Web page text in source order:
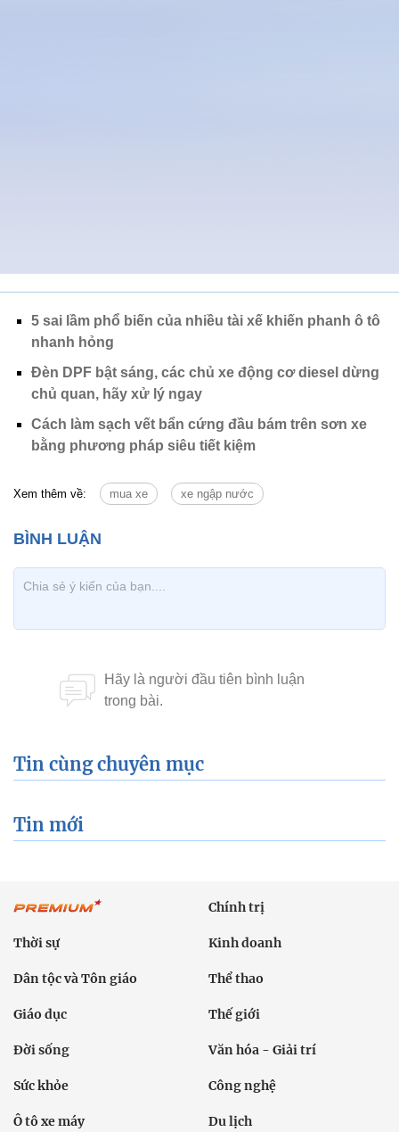
5 sai lầm phổ biến của nhiều tài xế khiến phanh ô tô
nhanh hỏng
Đèn DPF bật sáng, các chủ xe động cơ diesel dừng
chủ quan, hãy xử lý ngay
Cách làm sạch vết bẩn cứng đầu bám trên sơn xe
bằng phương pháp siêu tiết kiệm
Xem thêm về: mua xe xe ngập nước
Tin cùng chuyên mục
Tin mới
Chính trị
Thời sự Kinh doanh
Dân tộc và Tôn giáo Thể thao
Giáo dục Thế giới
Đời sống Văn hóa - Giải trí
Sức khỏe Công nghệ
Ô tô xe máy Du lịch